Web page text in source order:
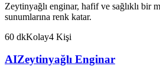
Zeytinyağlı enginar, hafif ve sağlıklı bir
sunumlarına renk katar.
60 dkKolay4 Kişi
AIZeytinyağlı Enginar